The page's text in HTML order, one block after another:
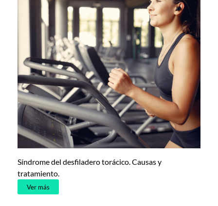
Síndrome del desfiladero torácico. Causas y
tratamiento.
Ver más